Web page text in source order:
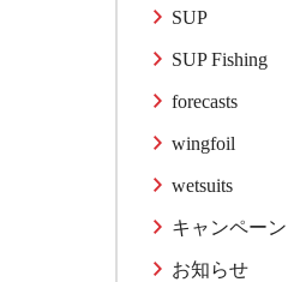
SUP
SUP Fishing
forecasts
wingfoil
wetsuits
キャンペーン
お知らせ